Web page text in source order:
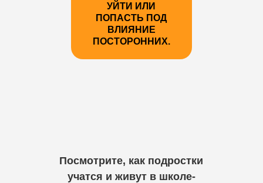
УЙТИ ИЛИ
ПОПАСТЬ ПОД
ВЛИЯНИЕ
ПОСТОРОННИХ.
Посмотрите, как подростки
учатся и живут в школе-